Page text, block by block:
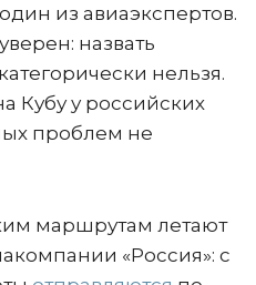
из авиаэкспертов.
назвать
нельзя.
Кубу у российских
проблем не
маршрутам летают
«Россия»: с